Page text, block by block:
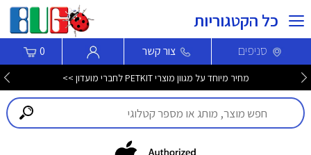
כל הקטגוריות
סניפים צור קשר 0
מחיר מיוחד על מגוון מוצרי PETKIT לחברי מועדון >>